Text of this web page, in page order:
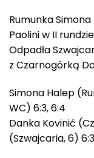
Rumunka
Paolini w II
Odpadła
z Czarnogórką
Simona Halep
WC) 6:3, 6:4
Danka Kovinić
(Szwajcaria, 6)